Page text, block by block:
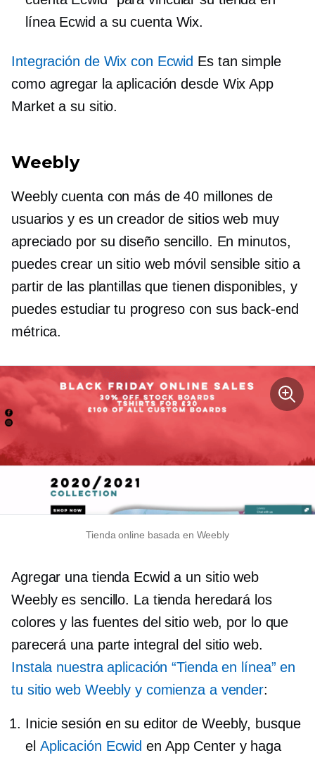
línea Ecwid a su cuenta Wix.
Integración de Wix con Ecwid Es tan simple
como agregar la aplicación desde Wix App
Market a su sitio.
Weebly
Weebly cuenta con más de 40 millones de
usuarios y es un creador de sitios web muy
apreciado por su diseño sencillo. En minutos,
puedes crear un sitio web móvil sensible sitio a
partir de las plantillas que tienen disponibles, y
puedes estudiar tu progreso con sus back-end
métrica.
Tienda online basada en Weebly
Agregar una tienda Ecwid a un sitio web
Weebly es sencillo. La tienda heredará los
colores y las fuentes del sitio web, por lo que
parecerá una parte integral del sitio web.
Instala nuestra aplicación “Tienda en línea” en
tu sitio web Weebly y comienza a vender:
Inicie sesión en su editor de Weebly, busque
el Aplicación Ecwid en App Center y haga